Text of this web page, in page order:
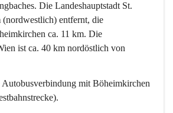
Die Landeshauptstadt St.
(nordwestlich) entfernt, die
ca. 11 km. Die
ist ca. 40 km nordöstlich von
mit Böheimkirchen